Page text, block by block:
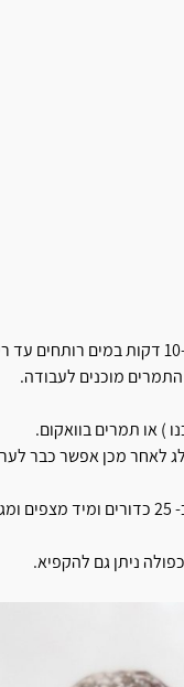
אם אתם משתמשים בתמרים מגולענים וחצויים ,
מוכנים לעבודה.
) או תמרים בוואקום.
לאחר מכן אפשר כבר
ניתן גם להקפיא.